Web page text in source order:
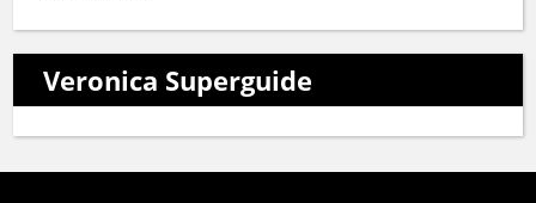
Veronica Superguide